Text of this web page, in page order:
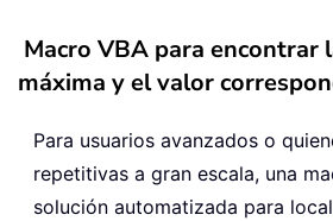
Macro VBA para encontrar
máxima y el valor
Para usuarios avanzados o
repetitivas a gran escala, una
solución automatizada para